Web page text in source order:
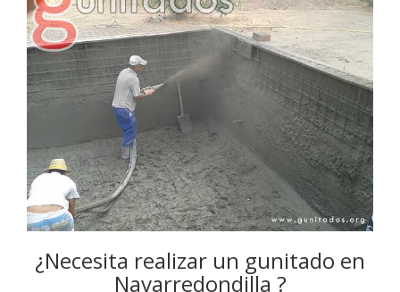
¿Necesita realizar un gunitado en
Navarredondilla ?